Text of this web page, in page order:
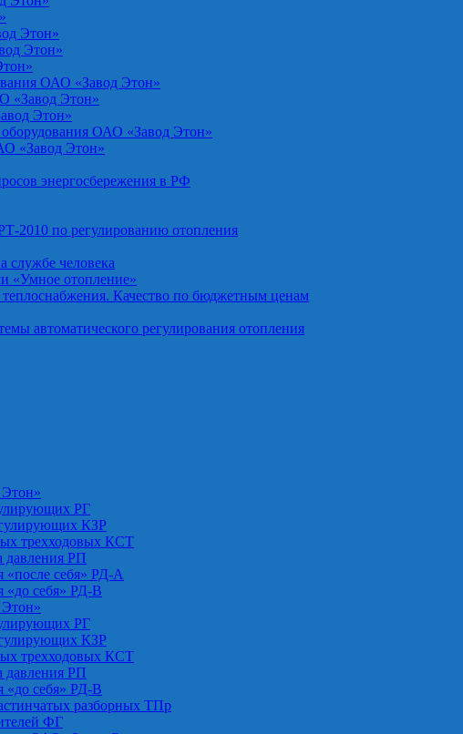
Этон»
Этон»
ОАО «Завод Этон»
«Завод Этон»
Этон»
ОАО «Завод Этон»
«Завод Этон»
энергосбережения в РФ
2010 по регулированию отопления
службе человека
«Умное отопление»
Качество по бюджетным ценам
автоматического регулирования отопления
РГ
КЗР
трехходовых КСТ
давления РП
«после себя» РД-А
«до себя» РД-В
РГ
КЗР
трехходовых КСТ
давления РП
«до себя» РД-В
разборных ТПр
ФГ